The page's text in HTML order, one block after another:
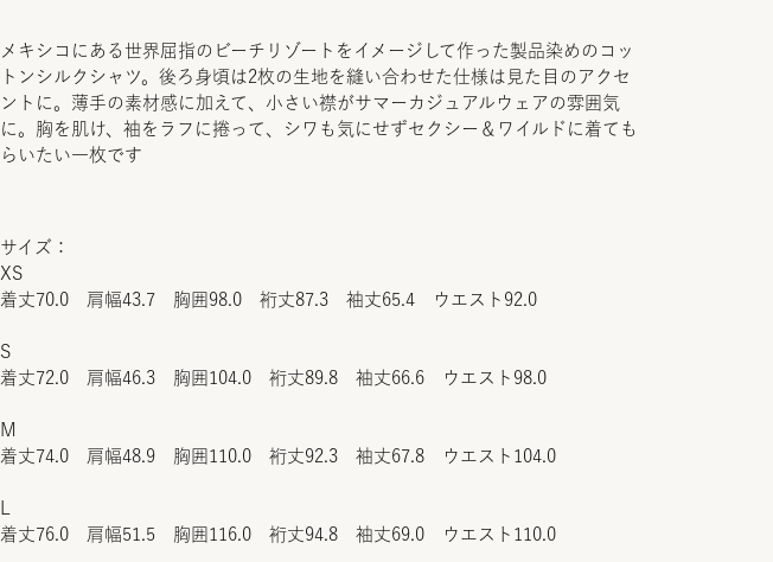
メキシコにある世界屈指のビーチリゾートをイメージして作った製品染めのコッ
トンシルクシャツ。後ろ身頃は2枚の生地を縫い合わせた仕様は見た目のアクセ
ントに。薄手の素材感に加えて、小さい襟がサマーカジュアルウェアの雰囲気
に。胸を肌け、袖をラフに捲って、シワも気にせずセクシー＆ワイルドに着ても
らいたい一枚です
サイズ：
XS
着丈70.0 肩幅43.7 胸囲98.0 裄丈87.3 袖丈65.4 ウエスト92.0
S
着丈72.0 肩幅46.3 胸囲104.0 裄丈89.8 袖丈66.6 ウエスト98.0
M
着丈74.0 肩幅48.9 胸囲110.0 裄丈92.3 袖丈67.8 ウエスト104.0
着丈76.0 肩幅51.5 胸囲116.0 裄丈94.8 袖丈69.0 ウエスト110.0